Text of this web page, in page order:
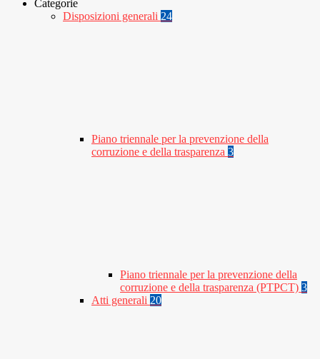
Categorie
Disposizioni generali 24
Piano triennale per la prevenzione della
corruzione e della trasparenza 3
Piano triennale per la prevenzione della
corruzione e della trasparenza (PTPCT) 3
Atti generali 20